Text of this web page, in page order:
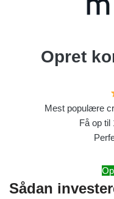
Opret
Mest populære
Få op til
Sådan